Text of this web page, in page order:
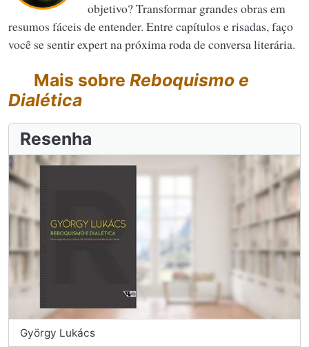
objetivo? Transformar grandes obras em
resumos fáceis de entender. Entre capítulos e risadas, faço
você se sentir expert na próxima roda de conversa literária.
Mais sobre Reboquismo e
Dialética
Resenha
György Lukács